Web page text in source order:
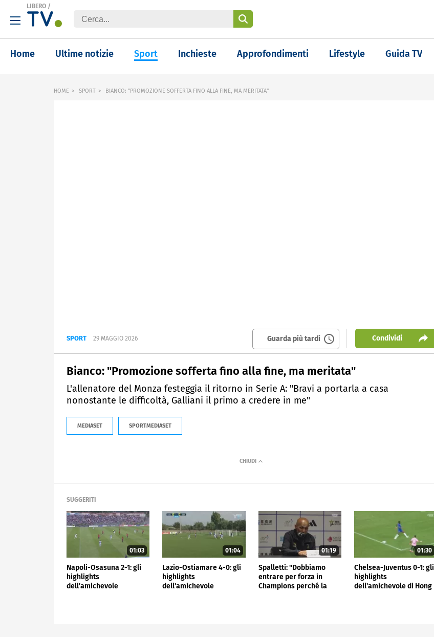
LIBERO /
Home Ultime notizie Sport Inchieste Approfondimenti Lifestyle Guida TV
HOME SPORT BIANCO: "PROMOZIONE SOFFERTA FINO ALLA FINE, MA MERITATA"
SPORT 29 MAGGIO 2026 Guarda più tardi Condividi
Bianco: "Promozione sofferta fino alla fine, ma meritata"
L'allenatore del Monza festeggia il ritorno in Serie A: "Bravi a portarla a casa
nonostante le difficoltà, Galliani il primo a credere in me"
MEDIASET SPORTMEDIASET
SUGGERITI
01:03
Napoli-Osasuna 2-1: gli
highlights
dell'amichevole
01:04
Lazio-Ostiamare 4-0: gli
highlights
dell'amichevole
01:19
Spalletti: "Dobbiamo
entrare per forza in
Champions perché la
01:30
Chelsea-Juventus 0-1: gli
highlights
dell'amichevole di Hong